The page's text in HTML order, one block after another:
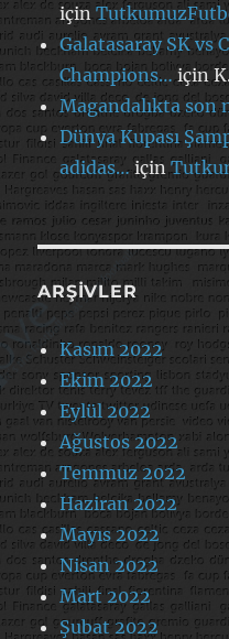
için
Galatasaray SK vs
Champions…için
Magandalıkta son
Dünya Kupası
adidas… için
ARŞIVLER
Kasım 2022
Ekim 2022
Eylül 2022
Ağustos 2022
Temmuz 2022
Haziran 2022
Mayıs 2022
Nisan 2022
Mart 2022
Şubat 2022